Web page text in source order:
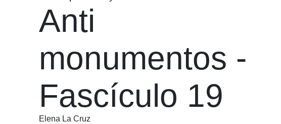
Anti
monumentos -
Fascículo 19
Elena La Cruz